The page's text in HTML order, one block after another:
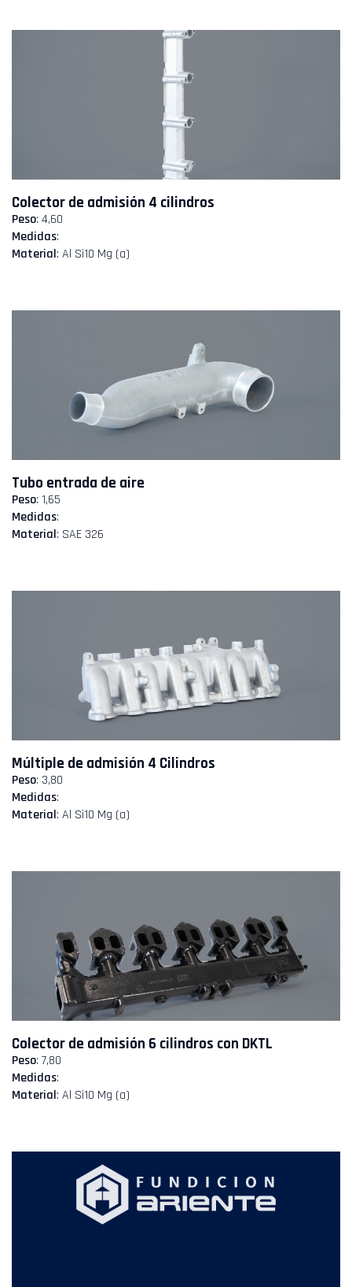
Colector de admisión 4 cilindros
Peso: 4,60
Medidas:
Material: Al Si10 Mg (a)
Tubo entrada de aire
Peso: 1,65
Medidas:
Material: SAE 326
Múltiple de admisión 4 Cilindros
Peso: 3,80
Medidas:
Material: Al Si10 Mg (a)
Colector de admisión 6 cilindros con DKTL
Peso: 7,80
Medidas:
Material: Al Si10 Mg (a)